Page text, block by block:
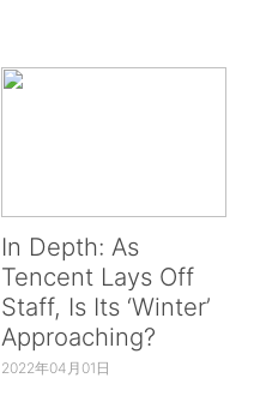
In Depth: As
Tencent Lays Off
Staff, Is Its ‘Winter’
Approaching?
2022年04月01日